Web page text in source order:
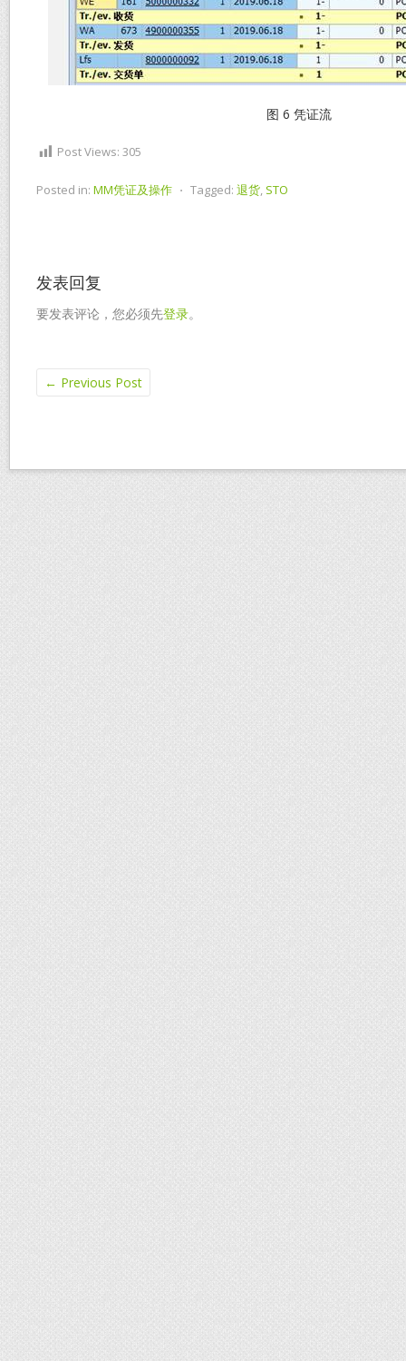
图 6 凭证流
Post Views: 305
Posted in: MM凭证及操作 ⋅ Tagged: 退货, STO
发表回复
要发表评论，您必须先登录。
← Previous Post